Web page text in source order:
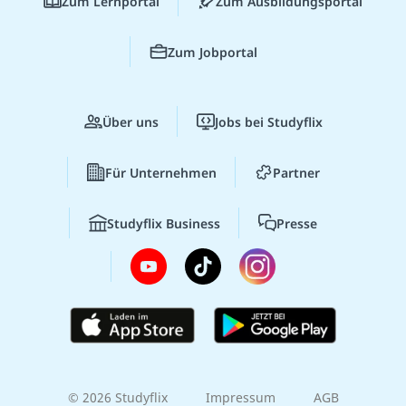
Zum Jobportal
Über uns Jobs bei Studyflix
Für Unternehmen Partner
Studyflix Business Presse
© 2026 Studyflix Impressum AGB